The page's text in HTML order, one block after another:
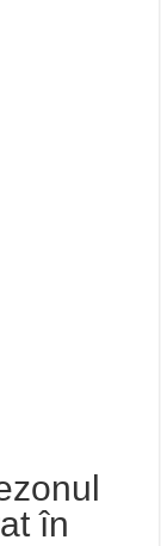
în